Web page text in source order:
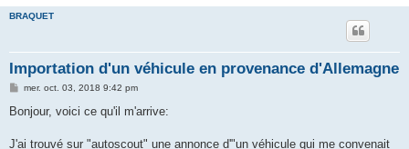
BRAQUET
Importation d'un véhicule en provenance d'Allemagne
M
s
g
mer. oct. 03, 2018 9:42 pm
Bonjour, voici ce qu'il m'arrive:
J'ai trouvé sur "autoscout" une annonce d'"un véhicule qui me convenait